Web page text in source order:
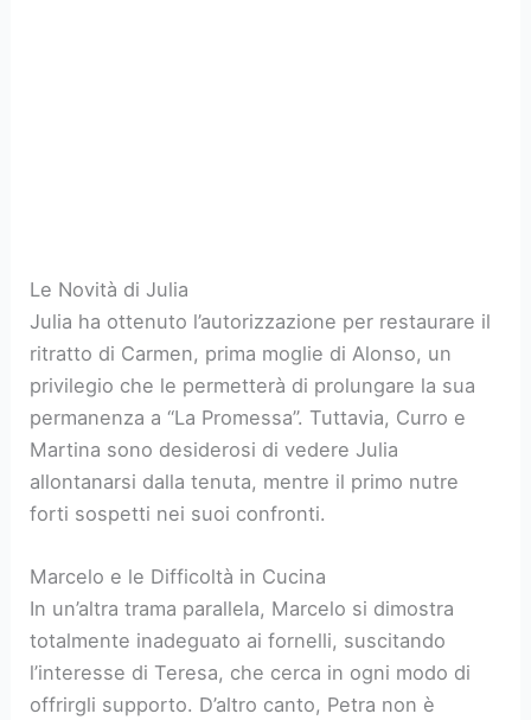
Le Novità di Julia
Julia ha ottenuto l’autorizzazione per restaurare il
ritratto di Carmen, prima moglie di Alonso, un
privilegio che le permetterà di prolungare la sua
permanenza a “La Promessa”. Tuttavia, Curro e
Martina sono desiderosi di vedere Julia
allontanarsi dalla tenuta, mentre il primo nutre
forti sospetti nei suoi confronti.
Marcelo e le Difficoltà in Cucina
In un’altra trama parallela, Marcelo si dimostra
totalmente inadeguato ai fornelli, suscitando
l’interesse di Teresa, che cerca in ogni modo di
offrirgli supporto. D’altro canto, Petra non è